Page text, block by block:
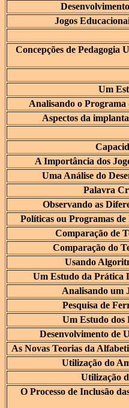
Jogos
Concepções de
Um
Analisando o Programa
Aspectos da
A Importância dos
Uma Análise do
Palavra
Observando as
Políticas ou Programas
Comparação de
Comparação do
Usando
Um Estudo da Prática
Analisando um
Pesquisa de
Um Estudo dos
Desenvolvimento de
As Novas Teorias da
Utilização do
Utilização
O Processo de Inclusão